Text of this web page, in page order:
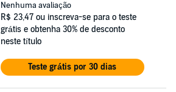
Nenhuma avaliação
R$ 23,47 ou inscreva-se para o teste
grátis e obtenha 30% de desconto
neste título
Teste grátis por 30 dias